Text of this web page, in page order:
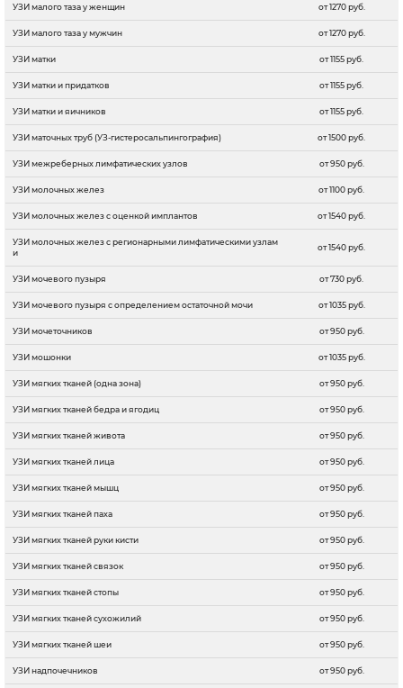
УЗИ малого таза у женщин от 1270 руб.
УЗИ малого таза у мужчин от 1270 руб.
УЗИ матки от 1155 руб.
УЗИ матки и придатков от 1155 руб.
УЗИ матки и яичников от 1155 руб.
УЗИ маточных труб (УЗ-гистеросальпингография) от 1500 руб.
УЗИ межреберных лимфатических узлов от 950 руб.
УЗИ молочных желез от 1100 руб.
УЗИ молочных желез с оценкой имплантов от 1540 руб.
УЗИ молочных желез с регионарными лимфатическими узлам
и
от 1540 руб.
УЗИ мочевого пузыря от 730 руб.
УЗИ мочевого пузыря с определением остаточной мочи от 1035 руб.
УЗИ мочеточников от 950 руб.
УЗИ мошонки от 1035 руб.
УЗИ мягких тканей (одна зона) от 950 руб.
УЗИ мягких тканей бедра и ягодиц от 950 руб.
УЗИ мягких тканей живота от 950 руб.
УЗИ мягких тканей лица от 950 руб.
УЗИ мягких тканей мышц от 950 руб.
УЗИ мягких тканей паха от 950 руб.
УЗИ мягких тканей руки кисти от 950 руб.
УЗИ мягких тканей связок от 950 руб.
УЗИ мягких тканей стопы от 950 руб.
УЗИ мягких тканей сухожилий от 950 руб.
УЗИ мягких тканей шеи от 950 руб.
УЗИ надпочечников от 950 руб.